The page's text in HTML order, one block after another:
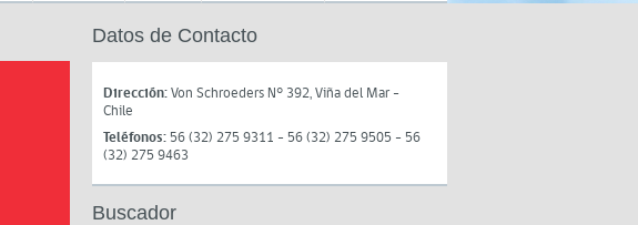
Datos de Contacto
Dirección:Von Schroeders N° 392, Viña del Mar -
Chile
Teléfonos: 56 (32) 275 9311 - 56 (32) 275 9505 - 56
(32) 275 9463
Buscador